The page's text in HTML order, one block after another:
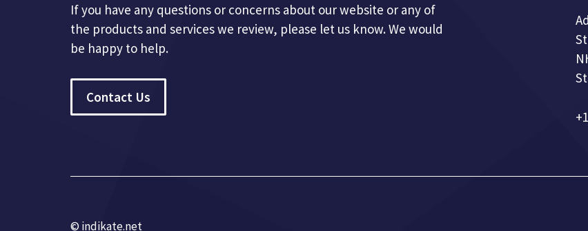
If you have any questions or concerns about our website or any of
the products and services we review, please let us know. We would
be happy to help.
Contact Us
© indikate.net